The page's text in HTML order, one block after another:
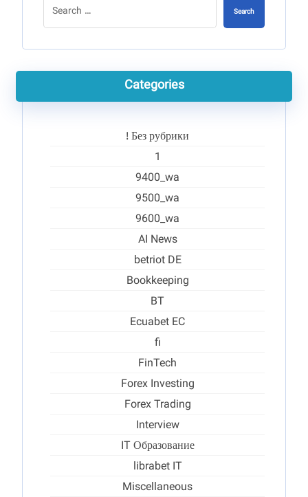
Search
Categories
! Без рубрики
1
9400_wa
9500_wa
9600_wa
AI News
betriot DE
Bookkeeping
BT
Ecuabet EC
fi
FinTech
Forex Investing
Forex Trading
Interview
IT Образование
librabet IT
Miscellaneous